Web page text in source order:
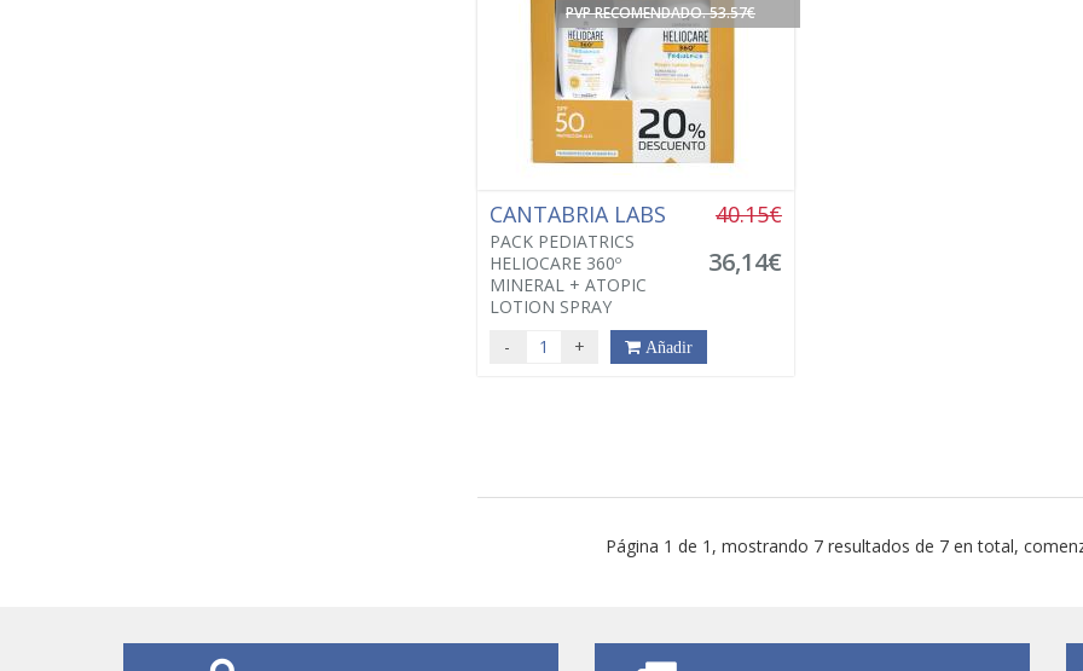
PVP RECOMENDADO. 53.57€
CANTABRIA LABS
PACK PEDIATRICS
HELIOCARE 360º
MINERAL + ATOPIC
LOTION SPRAY
40.15€
36,14€
- + Añadir
Página 1 de 1, mostrando 7 resultados de 7 en total,